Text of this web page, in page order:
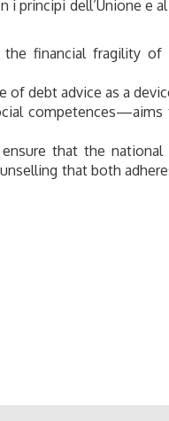
principi dell’Unione e
financial fragility of
of debt advice as a
that the national
that both